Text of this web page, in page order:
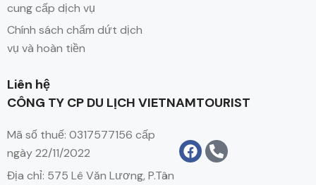
cung cấp dịch vụ
Chính sách chấm dứt dịch
vụ và hoàn tiền
Liên hệ
CÔNG TY CP DU LỊCH VIETNAMTOURIST
Mã số thuế: 0317577156 cấp
ngày 22/11/2022
Địa chỉ: 575 Lê Văn Lương, P.Tân